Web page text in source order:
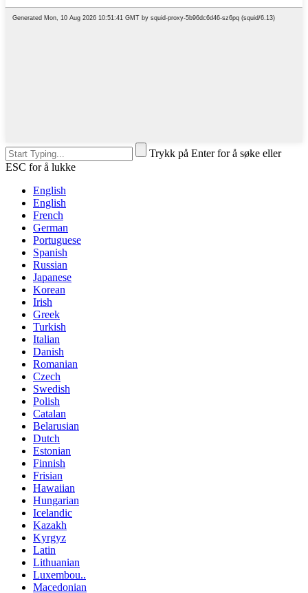
Trykk på Enter for å søke eller
ESC for å lukke
English
English
French
German
Portuguese
Spanish
Russian
Japanese
Korean
Irish
Greek
Turkish
Italian
Danish
Romanian
Czech
Swedish
Polish
Catalan
Belarusian
Dutch
Estonian
Finnish
Frisian
Hawaiian
Hungarian
Icelandic
Kazakh
Kyrgyz
Latin
Lithuanian
Luxembou..
Macedonian